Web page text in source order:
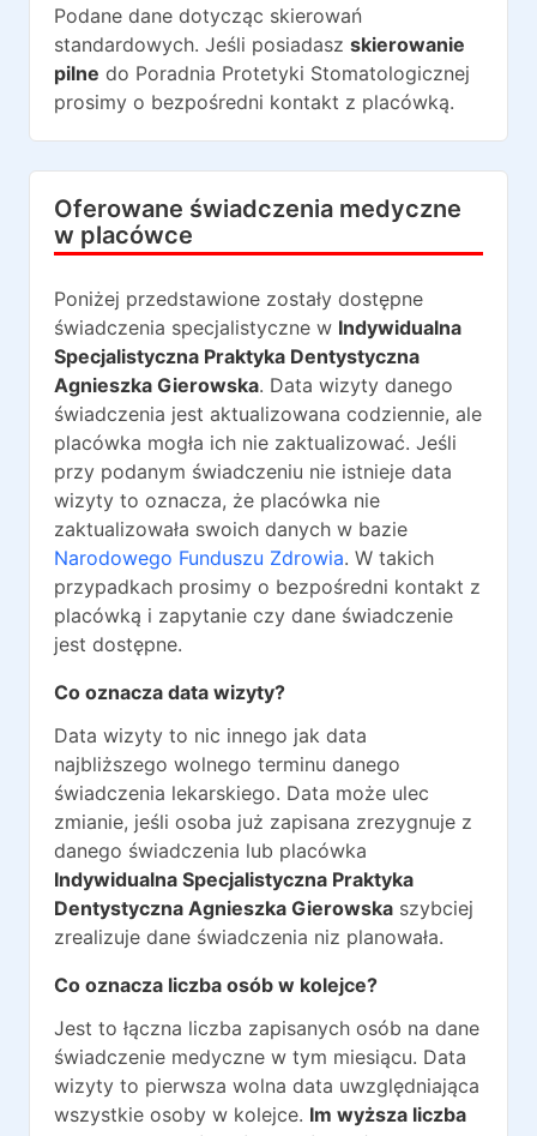
Podane dane dotycząc skierowań
standardowych. Jeśli posiadasz skierowanie
pilne do Poradnia Protetyki Stomatologicznej
prosimy o bezpośredni kontakt z placówką.
Oferowane świadczenia medyczne
w placówce
Poniżej przedstawione zostały dostępne
świadczenia specjalistyczne w Indywidualna
Specjalistyczna Praktyka Dentystyczna
Agnieszka Gierowska. Data wizyty danego
świadczenia jest aktualizowana codziennie, ale
placówka mogła ich nie zaktualizować. Jeśli
przy podanym świadczeniu nie istnieje data
wizyty to oznacza, że placówka nie
zaktualizowała swoich danych w bazie
Narodowego Funduszu Zdrowia. W takich
przypadkach prosimy o bezpośredni kontakt z
placówką i zapytanie czy dane świadczenie
jest dostępne.
Co oznacza data wizyty?
Data wizyty to nic innego jak data
najbliższego wolnego terminu danego
świadczenia lekarskiego. Data może ulec
zmianie, jeśli osoba już zapisana zrezygnuje z
danego świadczenia lub placówka
Indywidualna Specjalistyczna Praktyka
Dentystyczna Agnieszka Gierowska szybciej
zrealizuje dane świadczenia niz planowała.
Co oznacza liczba osób w kolejce?
Jest to łączna liczba zapisanych osób na dane
świadczenie medyczne w tym miesiącu. Data
wizyty to pierwsza wolna data uwzględniająca
wszystkie osoby w kolejce. Im wyższa liczba